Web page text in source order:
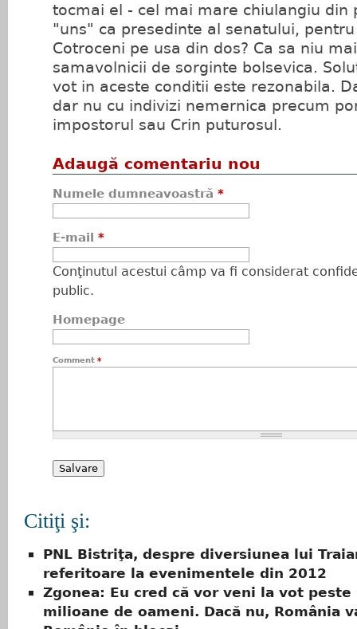
tocmai el - cel mai mare chiulangiu din
"uns" ca presedinte al senatului,
Cotroceni pe usa din dos? Ca sa niu
samavolnicii de sorginte bolsevica.
vot in aceste conditii este rezonabila.
dar nu cu indivizi nemernica precum
impostorul sau Crin puturosul.
Adaugă comentariu nou
Numele dumneavoastră *
E-mail *
Conţinutul acestui câmp va fi considerat
public.
Homepage
Comment *
Citiţi şi:
PNL Bistriţa, despre diversiunea lui
referitoare la evenimentele din 2012
Zgonea: Eu cred că vor veni la vot peste
milioane de oameni. Dacă nu, România